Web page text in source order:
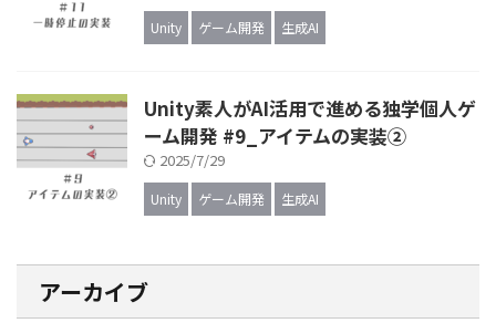
Unity ゲーム開発 生成AI
Unity素人がAI活用で進める独学個人ゲ
ーム開発 #9_アイテムの実装②
2025/7/29
Unity ゲーム開発 生成AI
アーカイブ